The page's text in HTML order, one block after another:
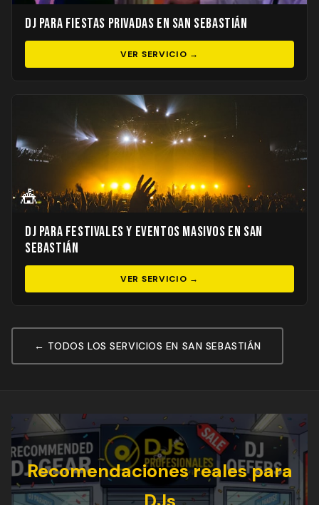
DJ para Fiestas Privadas en San Sebastián
VER SERVICIO →
🎪
DJ para Festivales y Eventos Masivos en San
Sebastián
VER SERVICIO →
← TODOS LOS SERVICIOS EN SAN SEBASTIÁN
Recomendaciones reales para